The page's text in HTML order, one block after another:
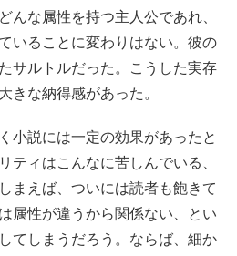
んな属性を持つ主人公であれ、
いることに変わりはない。彼の
サルトルだった。こうした実存
きな納得感があった。
小説には一定の効果があったと
ティはこんなに苦しんでいる、
まえば、ついには読者も飽きて
属性が違うから関係ない、とい
てしまうだろう。ならば、細か